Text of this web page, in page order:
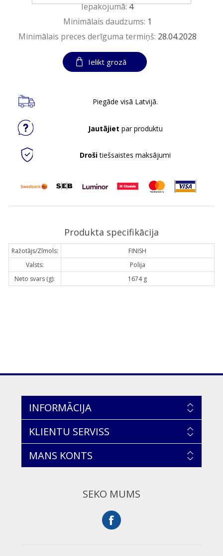
Iepakojumā:4
Minimālais daudzums: 1
Minimālais preces derīguma termiņš: 28.04.2028
Ielikt grozā
Piegāde visā Latvijā.
Jautājiet par produktu
Drošitiešsaistes maksājumi
Produkta specifikācija
Ražotājs/Zīmols:
FINISH
Valsts:
Polija
Neto svars (g):
1674 g
INFORMĀCIJA
KLIENTU SERVISS
MANS KONTS
SEKO MUMS